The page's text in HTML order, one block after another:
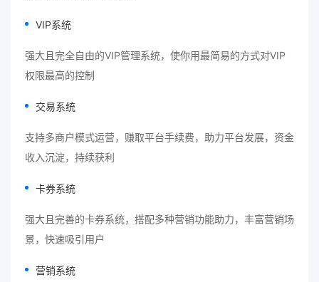
VIP系统
强大且完全自由的VIP管理系统，使你用最简易的方式对VIP
权限最高的控制
交易系统
支持多商户模式运营，赚取平台手续费，助力平台发展，资金
收入沉淀，持续获利
卡券系统
强大且完善的卡券系统，搭配多种营销功能助力，丰富营销场
景，快速吸引用户
营销系统